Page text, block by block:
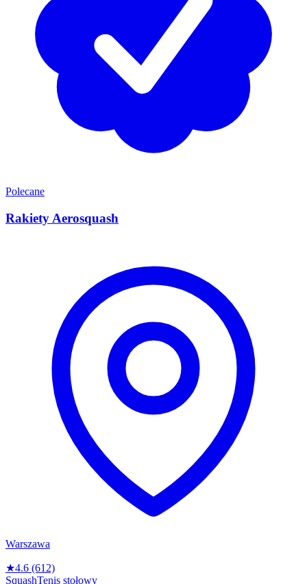
Polecane
Rakiety Aerosquash
Warszawa
★4.6 (612)
SquashTenis stołowy